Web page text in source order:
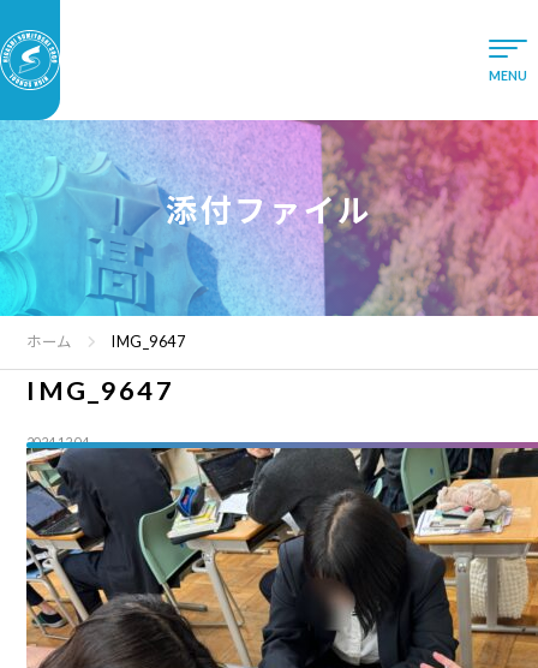
添付ファイル
ホーム IMG_9647
IMG_9647
2024.12.04